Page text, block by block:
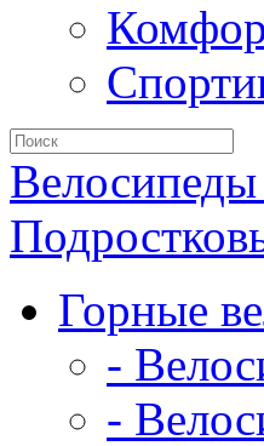
Горные
-
-